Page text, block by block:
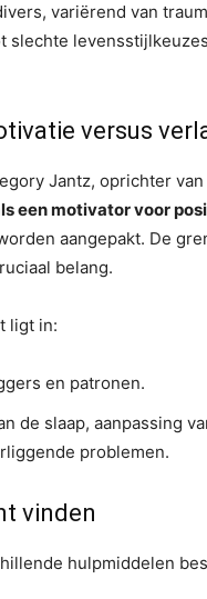
variërend van
slechte
versus
Jantz, oprichter
een motivator voor
aangepakt. De
belang.
ligt in:
en patronen.
de slaap, aanpassing
problemen.
vinden
hulpmiddelen